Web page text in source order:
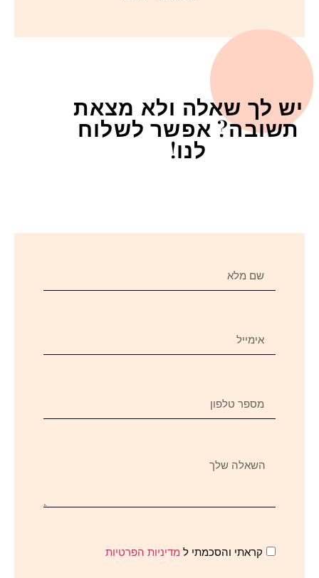
יש לך שאלה ולא מצאת
תשובה? אפשר לשלוח
לנו!
קראתי והסכמתי ל מדיניות הפרטיות